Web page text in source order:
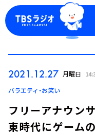
ログイン
2021.12.27 月曜日
バラエティ・お笑い
フリーアナウン
東時代にゲーム